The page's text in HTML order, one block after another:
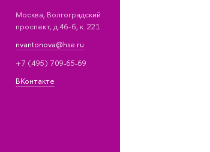
Москва, Волгоградский
проспект, д.46-б, к. 221.
nvantonova@hse.ru
+7 (495) 709-65-69
ВКонтакте